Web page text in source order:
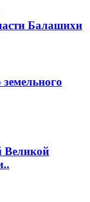
Балашихи
Великой